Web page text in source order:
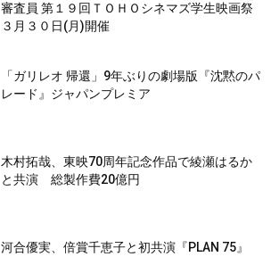
審査員 第１９回ＴＯＨＯシネマズ学生映画祭
３月３０日(月)開催
「ガリレオ 帰還」9年ぶりの劇場版『沈黙のパ
レード』ジャパンプレミア
木村拓哉、東映70周年記念作品で綾瀬はるか
と共演 総製作費20億円
河合優実、倍賞千恵子と初共演『PLAN 75』